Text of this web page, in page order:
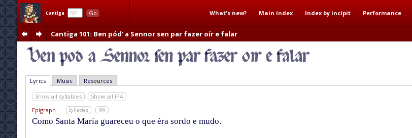
Cantiga Go What's new? Main index Index by incipit Performance
Cantiga 101: Ben pód' a Sennor sen par fazer oír e falar
Lyrics Music Resources
Show all syllables
Show all IPA
Epigraph
Syllables IPA
Como Santa María guareceu o que éra sordo e mudo.